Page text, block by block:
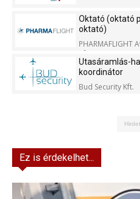
Oktató (oktató
oktató)
PHARMAFLIGHT
Kft.
Utasáramlás-
koordinátor
Bud Security Kft.
Ez is érdekelhet...